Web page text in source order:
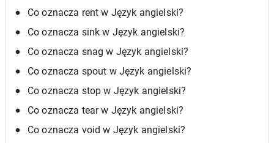
Co oznacza rent w Język angielski?
Co oznacza sink w Język angielski?
Co oznacza snag w Język angielski?
Co oznacza spout w Język angielski?
Co oznacza stop w Język angielski?
Co oznacza tear w Język angielski?
Co oznacza void w Język angielski?